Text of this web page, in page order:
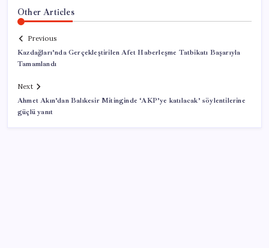
Other Articles
Previous
Kazdağları’nda Gerçekleştirilen Afet Haberleşme Tatbikatı Başarıyla
Tamamlandı
Next
Ahmet Akın’dan Balıkesir Mitinginde ‘AKP’ye katılacak’ söylentilerine
güçlü yanıt